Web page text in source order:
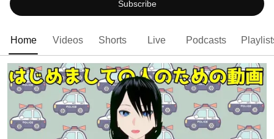
Subscribe
Home Videos Shorts Live Podcasts